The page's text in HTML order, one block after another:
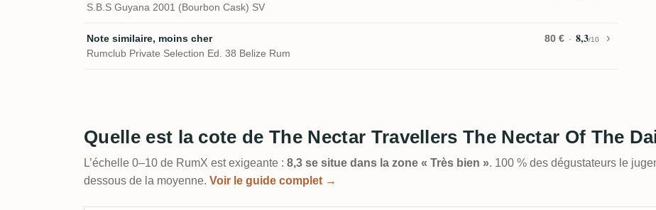
S.B.S Guyana 2001 (Bourbon Cask) SV
Note similaire, moins cher 80 € 8,3/10
Rumclub Private Selection Ed. 38 Belize Rum
Quelle est la cote de The Nectar Travellers The Nectar Of The
L’échelle 0–10 de RumX est exigeante : 8,3 se situe dans la zone « Très bien ». 100 % des dégustateurs le
dessous de la moyenne. Voir le guide complet →